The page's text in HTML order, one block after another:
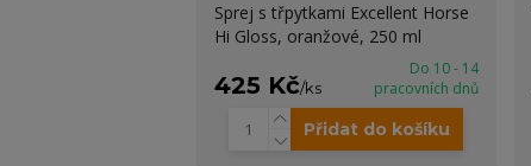
Sprej s třpytkami Excellent Horse
Hi Gloss, oranžové, 250 ml
425 Kč/ks
Do 10 - 14
pracovních dnů
Přidat do košíku